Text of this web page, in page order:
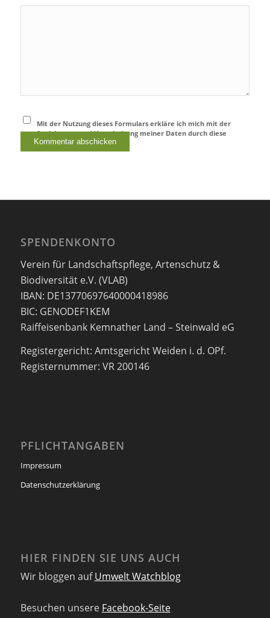
Mit der Nutzung dieses Formulars erkläre ich mich mit der
Speicherung und Verarbeitung meiner Daten durch diese
Website einverstanden.
SPENDENKONTO
Verein für Landschaftspflege, Artenschutz &
Biodiversität e.V. (VLAB)
IBAN: DE13770697640000418986
BIC: GENODEF1KEM
Raiffeisenbank Kemnather Land – Steinwald eG
Registergericht: Amtsgericht Weiden i. d. OPf.
Registernummer: VR 200146
PFLICHTANGABEN
Impressum
Datenschutzerklärung
HIER FINDEN SIE UNS AUCH
Wir bloggen aufUmwelt Watchblog
Besuchen unsere Facebook-Seite